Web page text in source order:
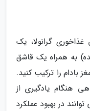
گرانولا، یک
به همراه یک قاشق
بادام را ترکیب کنید.
هنگام یادگیری از
در بهبود عملکرد